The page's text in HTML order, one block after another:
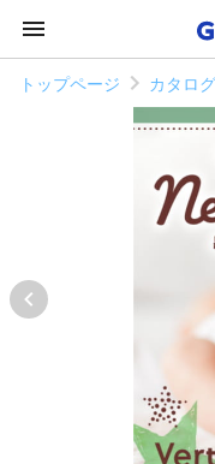
トップページ カタロ